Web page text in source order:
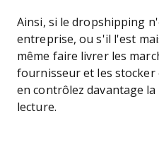
Ainsi, si le dropshipping
entreprise, ou s'il l'est
même faire livrer les
fournisseur et les
en contrôlez davantage
lecture.